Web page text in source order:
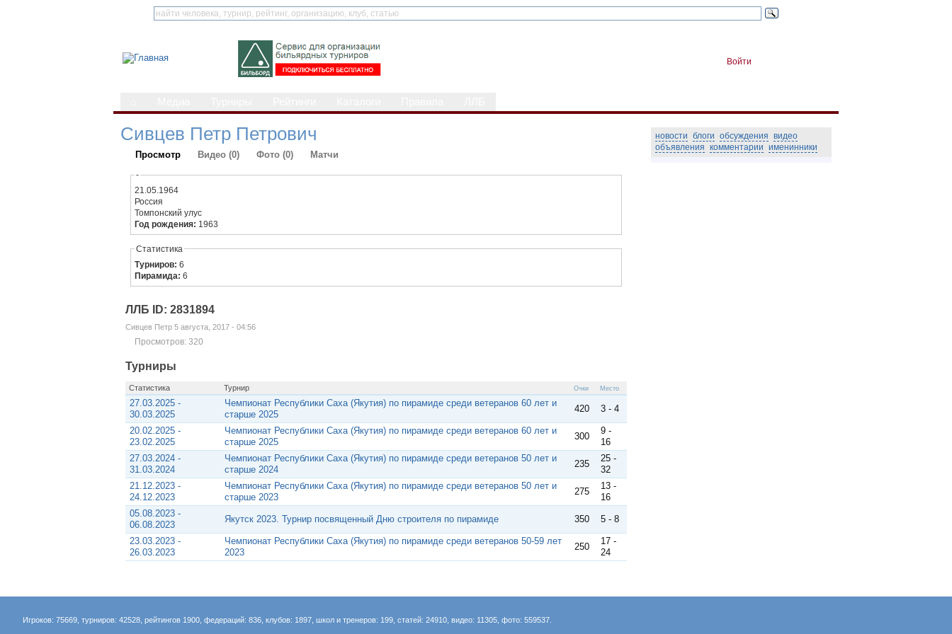
Войти
Сивцев Петр Петрович
Просмотр Видео (0) Фото (0) Матчи
-
21.05.1964
Россия
Томпонский улус
Год рождения: 1963
Статистика
Турниров:6
Пирамида:6
ЛЛБ ID: 2831894
Сивцев Петр 5 августа, 2017 - 04:56
Просмотров: 320
Турниры
Статистика Турнир Очки Место
27.03.2025 -
30.03.2025
Чемпионат Республики Саха (Якутия) по пирамиде среди ветеранов 60 лет и
старше 2025
420 3 - 4
20.02.2025 -
23.02.2025
Чемпионат Республики Саха (Якутия) по пирамиде среди ветеранов 60 лет и
старше 2025
300
9 -
16
27.03.2024 -
31.03.2024
Чемпионат Республики Саха (Якутия) по пирамиде среди ветеранов 50 лет и
старше 2024
235
25 -
32
21.12.2023 -
24.12.2023
Чемпионат Республики Саха (Якутия) по пирамиде среди ветеранов 50 лет и
старше 2023
275
13 -
16
05.08.2023 -
06.08.2023
Якутск 2023. Турнир посвященный Дню строителя по пирамиде 350 5 - 8
23.03.2023 -
26.03.2023
Чемпионат Республики Саха (Якутия) по пирамиде среди ветеранов 50-59 лет
2023
250
17 -
24
новости блоги обсуждения видео
объявления комментарии именинники
Игроков: 75669, турниров: 42528, рейтингов 1900, федераций: 836, клубов: 1897, школ и тренеров: 199, статей: 24910, видео: 11305, фото: 559537.